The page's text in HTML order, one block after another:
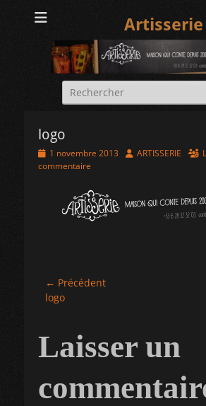
Artisserie
Rechercher :
logo
Posted
on
1 novembre 2013 Author
ARTISSERIE
commentaire
Navigation
de
← Précédent
Article
logo
Laisser un